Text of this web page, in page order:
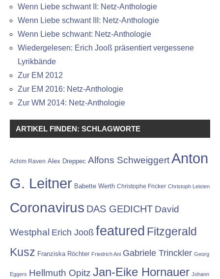
Wenn Liebe schwant II: Netz-Anthologie
Wenn Liebe schwant III: Netz-Anthologie
Wenn Liebe schwant: Netz-Anthologie
Wiedergelesen: Erich Jooß präsentiert vergessene
Lyrikbände
Zur EM 2012
Zur EM 2016: Netz-Anthologie
Zur WM 2014: Netz-Anthologie
ARTIKEL FINDEN: SCHLAGWORTE
Achim Raven Alex Dreppec Alfons SchweiggertAnton
G. Leitner Babette Werth Christophe Fricker Christoph Leisten
Coronavirus DAS GEDICHT David
Westphal Erich Jooß featured Fitzgerald
Kusz Franziska Röchter Friedrich Ani Gabriele Trinckler Georg
Eggers Hellmuth Opitz Jan-Eike Hornauer Johann